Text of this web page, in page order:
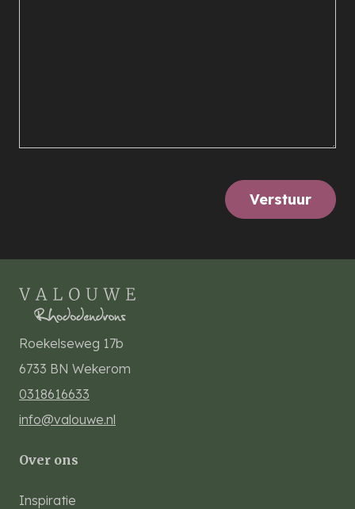
Verstuur
Roekelseweg 17b
6733 BN Wekerom
0318616633
info@valouwe.nl
Over ons
Inspiratie